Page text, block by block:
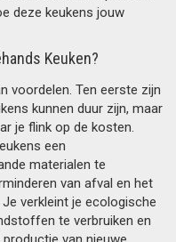
deze keukens jouw
Keuken?
voordelen. Ten eerste zijn
kunnen duur zijn, maar
je flink op de kosten.
een
materialen te
van afval en het
verkleint je ecologische
te verbruiken en